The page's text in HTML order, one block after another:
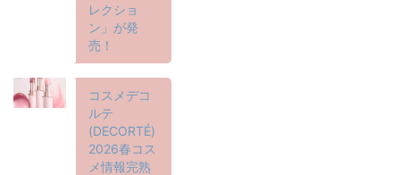
レクショ
ン」が発
売！
コスメデコ
ルテ
(DECORTÉ)
2026春コス
メ情報完熟